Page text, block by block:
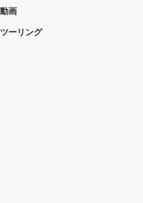
動画
ツーリング